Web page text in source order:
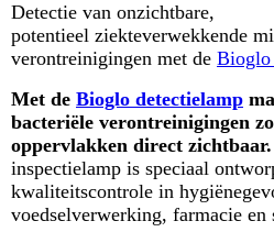
Detectie van onzichtbare,
potentieel ziekteverwekkende
verontreinigingen met de Bioglo
Met de Bioglo detectielamp
bacteriële verontreinigingen
oppervlakken direct zichtbaar.
inspectielamp is speciaal
kwaliteitscontrole in
voedselverwerking, farmacie en